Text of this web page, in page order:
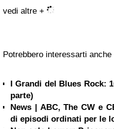
vedi altre +
Potrebbero interessarti anche
I Grandi del Blues Rock:
parte)
News | ABC, The CW e
di episodi ordinati per le